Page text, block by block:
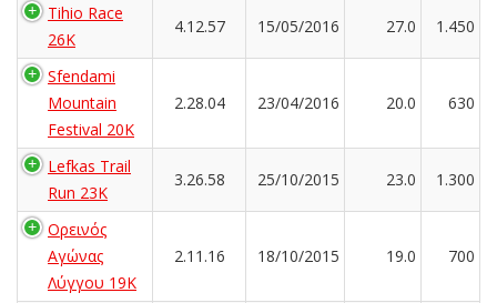
Tihio Race
26K
4.12.57 15/05/2016 27.0 1.450
Sfendami
Mountain
Festival 20K
2.28.04 23/04/2016 20.0 630
Lefkas Trail
Run 23K
3.26.58 25/10/2015 23.0 1.300
Ορεινός
Αγώνας
Λύγγου 19Κ
2.11.16 18/10/2015 19.0 700